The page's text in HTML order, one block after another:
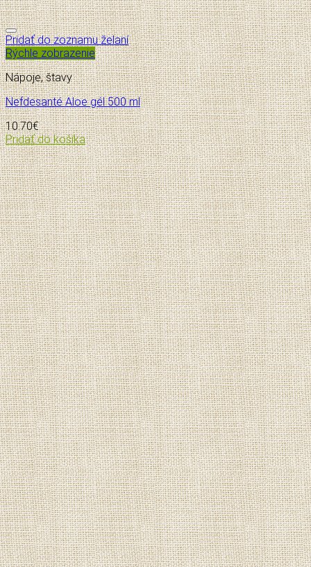
Pridať do zoznamu želaní
Rýchle zobrazenie
Nápoje, štavy
Nefdesanté Aloe gél 500 ml
10.70€
Pridať do košíka